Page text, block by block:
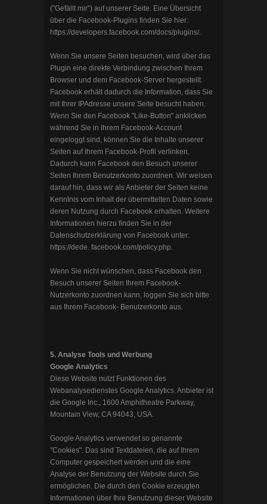
("Gefällt mir") auf unserer Seite. Eine Übersicht
über die Facebook-Plugins finden Sie hier:
https://developers.facebook.com/docs/plugins/.
Wenn Sie unsere Seiten besuchen, wird über das
Plugin eine direkte Verbindung zwischen Ihrem
Browser und dem Facebook-Server hergestellt.
Facebook erhält dadurch die Information, dass Sie
mit Ihrer IPAdresse unsere Seite besucht haben.
Wenn Sie den Facebook "Like-Button" anklicken
während Sie in Ihrem Facebook-Account
eingeloggt sind, können Sie die Inhalte unserer
Seiten auf Ihrem Facebook-Profil verlinken.
Dadurch kann Facebook den Besuch unserer
Seiten Ihrem Benutzerkonto zuordnen. Wir weisen
darauf hin, dass wir als Anbieter der Seiten keine
Kenntnis vom Inhalt der übermittelten Daten sowie
deren Nutzung durch Facebook erhalten. Weitere
Informationen hierzu finden Sie in der
Datenschutzerklärung von Facebook unter:
https://dede. facebook.com/policy.php.
Wenn Sie nicht wünschen, dass Facebook den
Besuch unserer Seiten Ihrem Facebook-
Nutzerkonto zuordnen kann, loggen Sie sich bitte
aus Ihrem Facebook- Benutzerkonto aus.
5. Analyse Tools und Werbung
Google Analytics
Diese Website nutzt Funktionen des
Webanalysedienstes Google Analytics. Anbieter ist
die Google Inc., 1600 Amphitheatre Parkway,
Mountain View, CA 94043, USA.
Google Analytics verwendet so genannte
"Cookies". Das sind Textdateien, die auf Ihrem
Computer gespeichert werden und die eine
Analyse der Benutzung der Website durch Sie
ermöglichen. Die durch den Cookie erzeugten
Informationen über Ihre Benutzung dieser Website